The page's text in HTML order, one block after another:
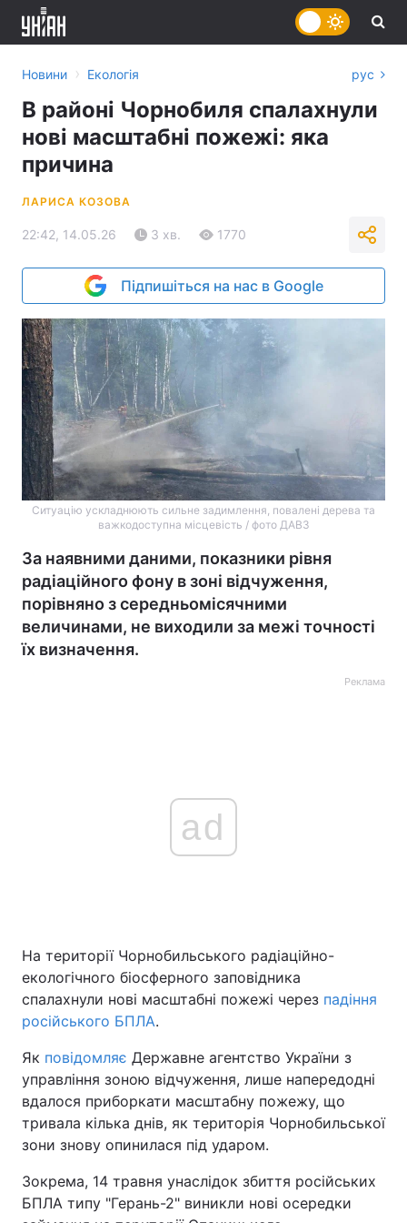
Економіка Світ
Спорт
Техно і зв'язок Лайт
Зброя Інциденти
Здоров'я Туризм
Цікавинки Погода
Екологія Регіони
Новини › Екологія рус
В районі Чорнобиля спалахнули
нові масштабні пожежі: яка
причина
ЛАРИСА КОЗОВА
22:42, 14.05.26 3 хв. 1770
Підпишіться на нас в Google
Ситуацію ускладнюють сильне задимлення, повалені дерева та
важкодоступна місцевість / фото ДАВЗ
За наявними даними, показники рівня
радіаційного фону в зоні відчуження,
порівняно з середньомісячними
величинами, не виходили за межі точності
їх визначення.
Реклама
ad
На території Чорнобильського радіаційно-
екологічного біосферного заповідника
спалахнули нові масштабні пожежі через падіння
російського БПЛА.
Як повідомляє Державне агентство України з
управління зоною відчуження, лише напередодні
вдалося приборкати масштабну пожежу, що
тривала кілька днів, як територія Чорнобильської
зони знову опинилася під ударом.
Зокрема, 14 травня унаслідок збиття російських
БПЛА типу "Герань-2" виникли нові осередки